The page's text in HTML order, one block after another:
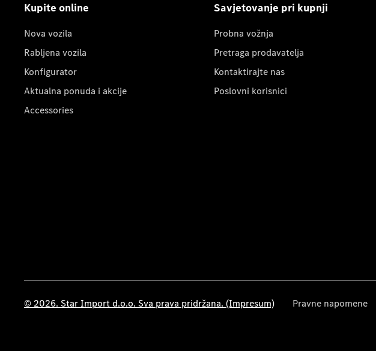
Kupite online
Nova vozila
Rabljena vozila
Konfigurator
Aktualna ponuda i akcije
Accessories
Savjetovanje pri kupnji
Probna vožnja
Pretraga prodavatelja
Kontaktirajte nas
Poslovni korisnici
© 2026. Star Import d.o.o. Sva prava pridržana. (Impresum) Pravne napomene